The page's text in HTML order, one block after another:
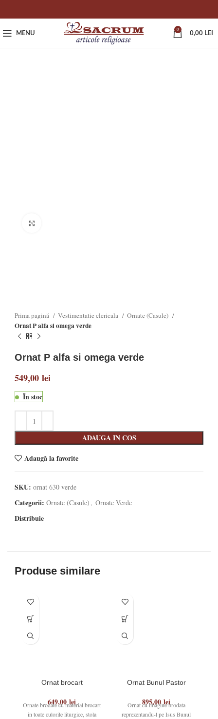
MENU
0
0,00 LEI
Prima pagină Vestimentatie clericala Ornate (Casule)
Ornat P alfa si omega verde
Ornat P alfa si omega verde
549,00 lei
În stoc
ADAUGA IN COS
Adaugă la favorite
SKU: ornat 630 verde
Categorii: Ornate (Casule) , Ornate Verde
Distribuie
Produse similare
Ornat brocart
649,00lei
Ornate brodate cu material brocart
in toate culorile liturgice, stola
Ornat Bunul Pastor
895,00lei
Ornat cu imagine brodata
reprezentandu-l pe Isus Bunul